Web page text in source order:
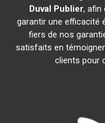
Duval Publier, afin
garantir une efficacité
fiers de nos
satisfaits en
clients pour